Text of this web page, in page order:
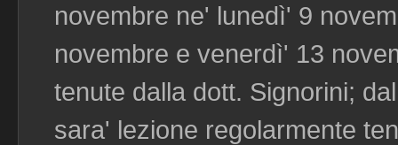
novembre ne' lunedì' 9
novembre e venerdì' 13
tenute dalla dott. Signorini;
sara' lezione regolarmente